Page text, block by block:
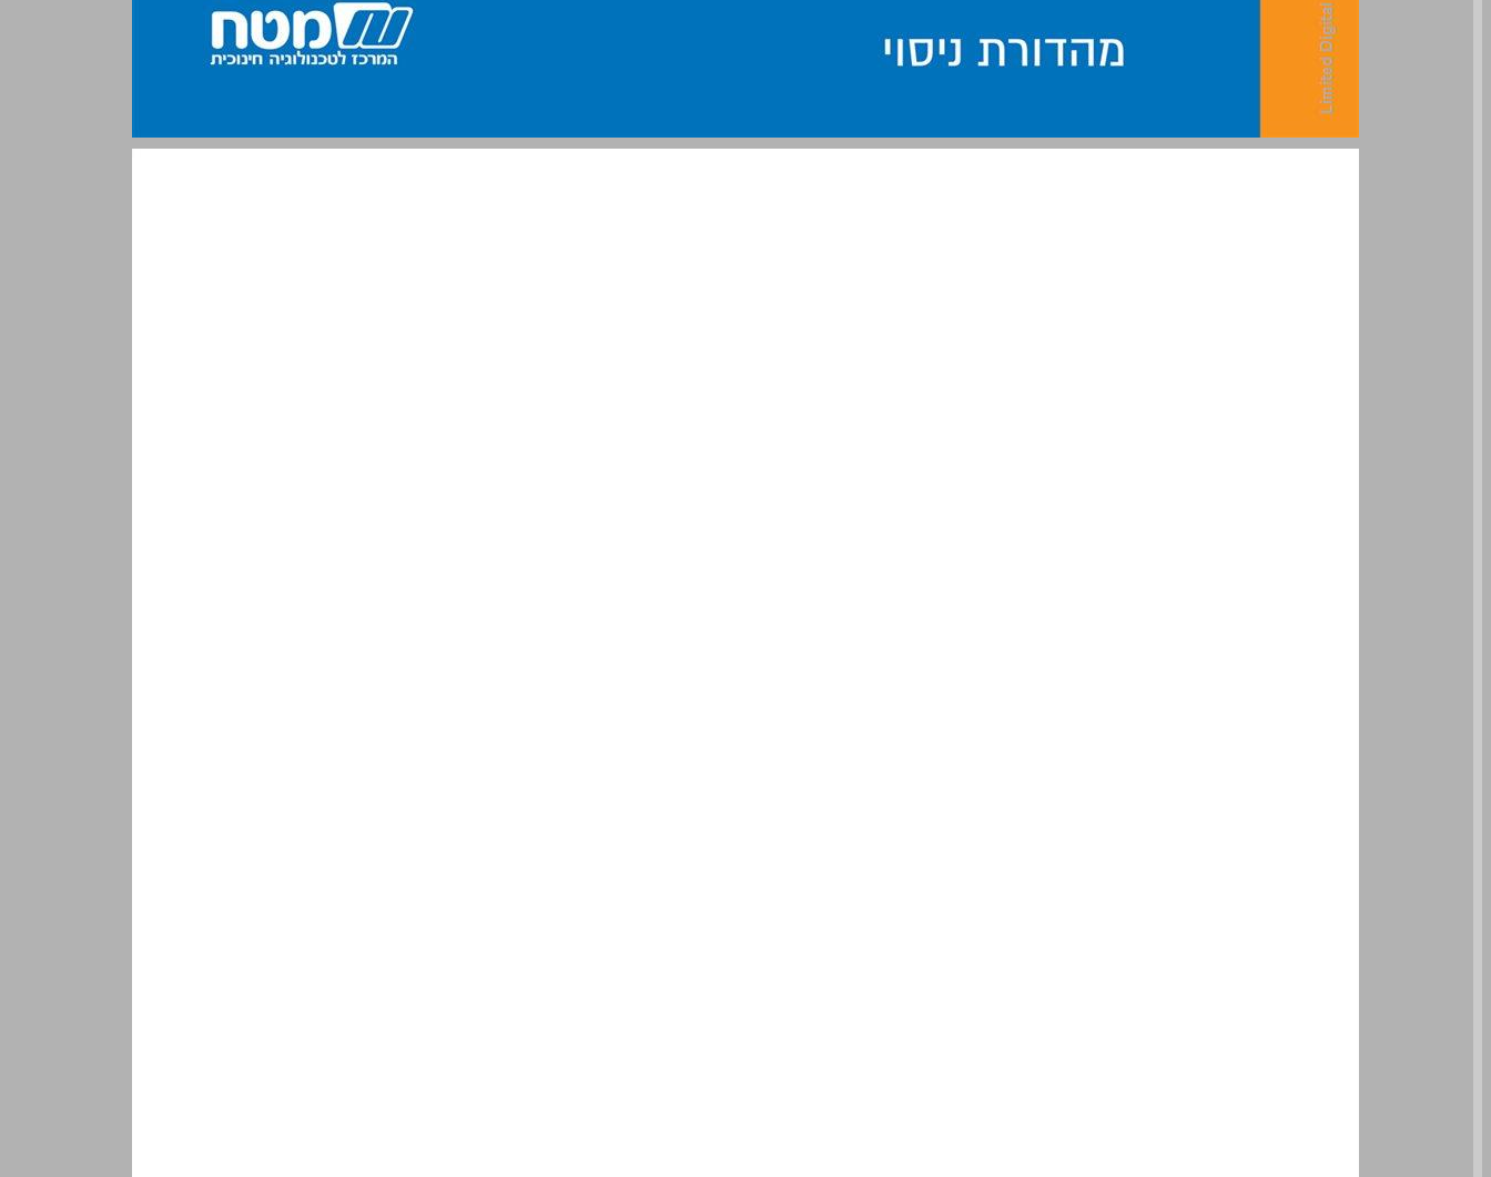
דרכים למתמטיקה: מתמטיקה לכיתה ט חלק 1 ... 0